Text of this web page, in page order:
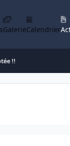
GalerieCalendrier
!!